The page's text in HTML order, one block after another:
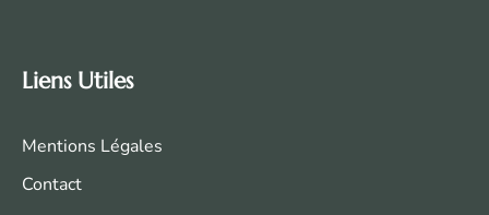
Liens Utiles
Mentions Légales
Contact